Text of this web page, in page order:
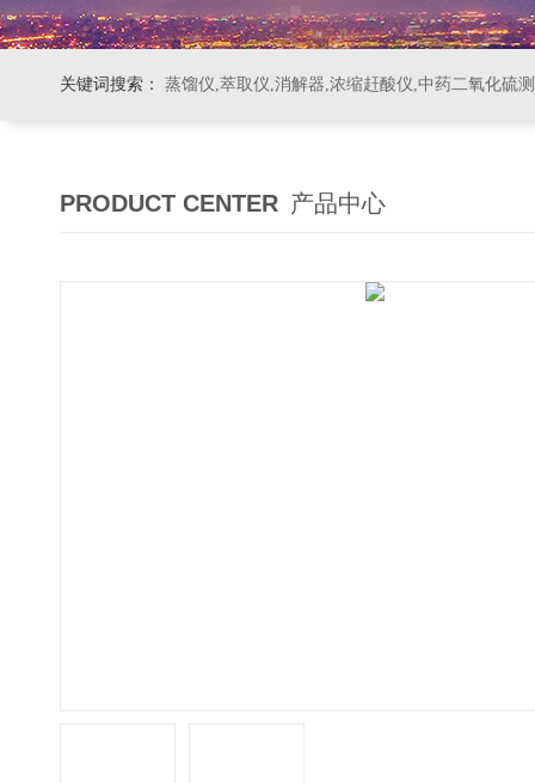
关键词搜索： 蒸馏仪,萃取仪,消解器,浓缩赶酸仪,中药二氧化硫
PRODUCT CENTER 产品中心